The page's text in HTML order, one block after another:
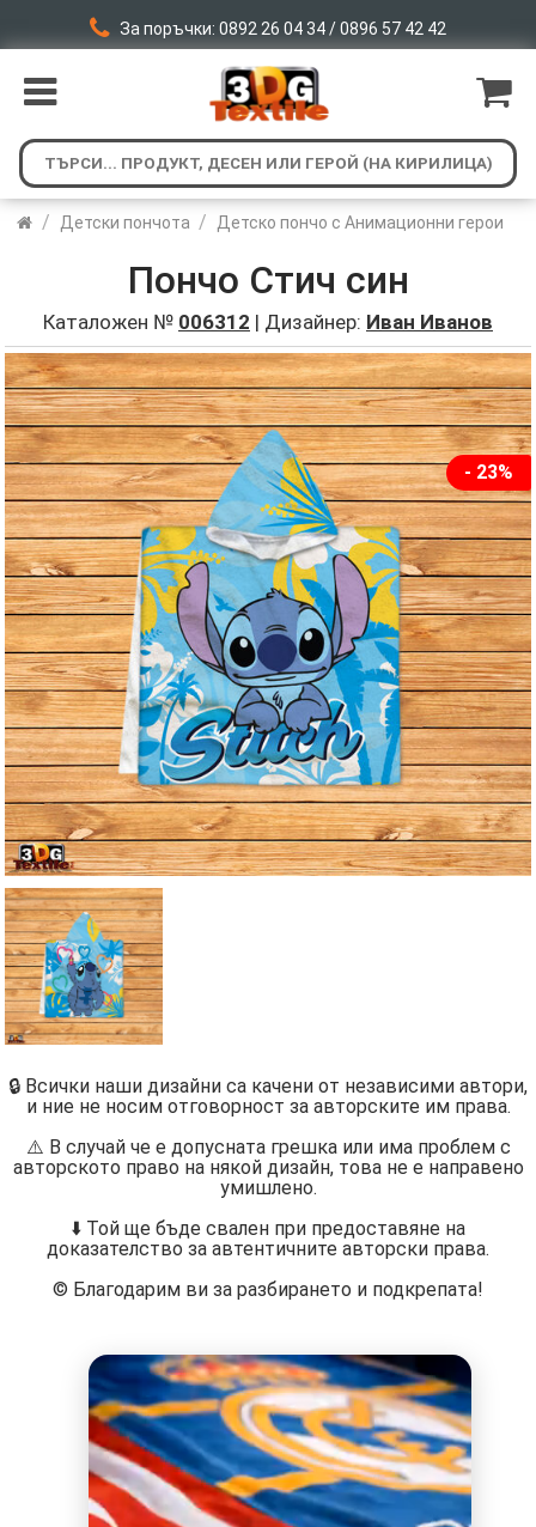
За поръчки: 0892 26 04 34 / 0896 57 42 42
/ Детски пончота / Детско пончо с Анимационни герои
Пончо Стич син
Каталожен № 006312 | Дизайнер: Иван Иванов
- 23%
🔒 Всички наши дизайни са качени от независими автори,
и ние не носим отговорност за авторските им права.
⚠️ В случай че е допусната грешка или има проблем с
авторското право на някой дизайн, това не е направено
умишлено.
⬇️ Той ще бъде свален при предоставяне на
доказателство за автентичните авторски права.
©️ Благодарим ви за разбирането и подкрепата!